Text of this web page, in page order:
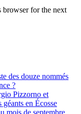
browser for the next
des douze nommés
?
Pizzorno et
en Écosse